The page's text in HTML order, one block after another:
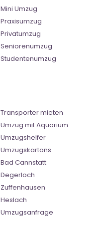
Mini Umzug
Praxisumzug
Privatumzug
Seniorenumzug
Studentenumzug
Transporter mieten
Umzug mit Aquarium
Umzugshelfer
Umzugskartons
Bad Cannstatt
Degerloch
Zuffenhausen
Heslach
Umzugsanfrage